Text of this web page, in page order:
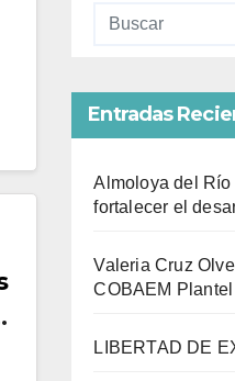
Entradas
Almoloya del Río
fortalecer el
Valeria Cruz
COBAEM
LIBERTAD DE